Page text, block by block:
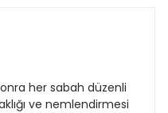
her sabah düzenli
ve nemlendirmesi